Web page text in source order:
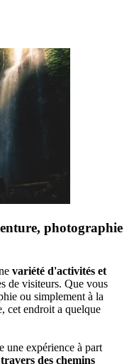
photographie
variété d'activités et
de visiteurs. Que vous
ou simplement à la
cet endroit a quelque
une expérience à part
des chemins